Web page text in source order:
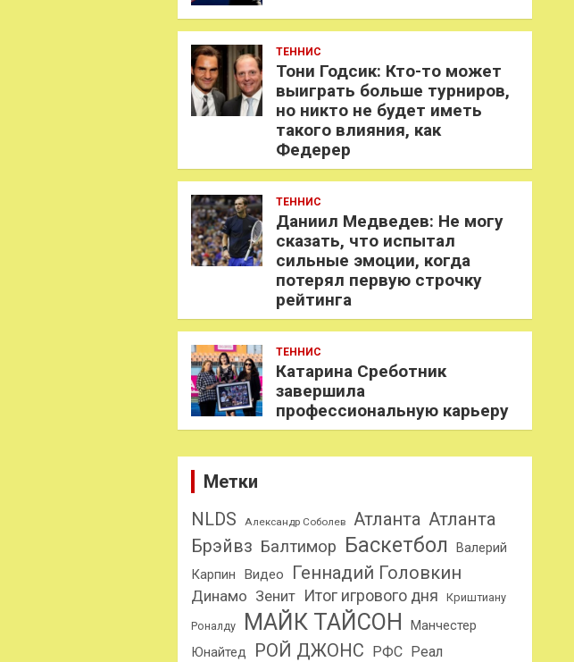
ТЕННИС
Тони Годсик: Кто-то может
выиграть больше турниров,
но никто не будет иметь
такого влияния, как
Федерер
ТЕННИС
Даниил Медведев: Не могу
сказать, что испытал
сильные эмоции, когда
потерял первую строчку
рейтинга
ТЕННИС
Катарина Среботник
завершила
профессиональную карьеру
Метки
NLDS
Александр Соболев Атланта Атланта
Брэйвз Балтимор Баскетбол
Валерий
Карпин
Видео Геннадий Головкин
Динамо Зенит Итог игрового дня Криштиану
Роналду МАЙК ТАЙСОН
Манчестер
Юнайтед
РОЙ ДЖОНС РФС Реал